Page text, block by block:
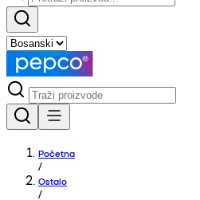
Početna
/
Ostalo
/